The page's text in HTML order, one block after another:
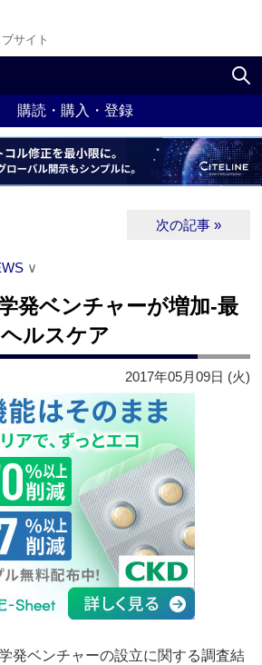
サイト
購読・購入・登録
次の記事 »
∨
発ベンチャーが増加‐最
ルスケア
2017年05月09日 (火)
発ベンチャーの設立に関する調査結